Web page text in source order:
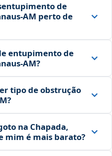
de
perto de
entupimento de
tipo de obstrução
na Chapada,
mim é mais barato?